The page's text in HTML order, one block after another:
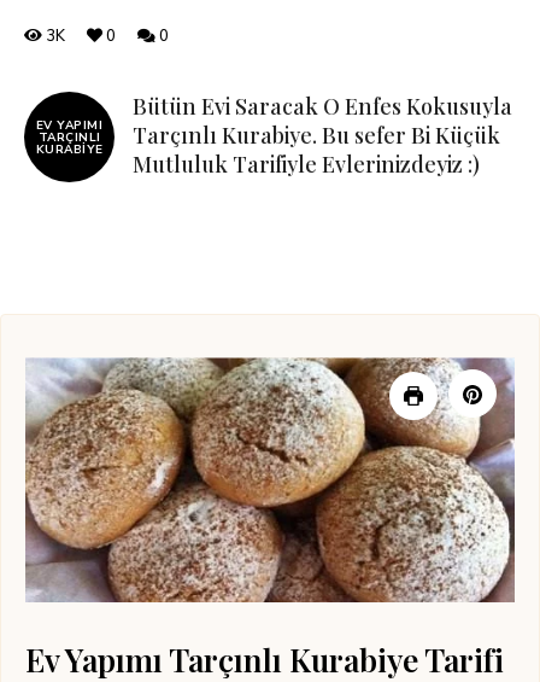
3K 0 0
EV YAPIMI
TARÇINLI
KURABIYE
Bütün Evi Saracak O Enfes Kokusuyla
Tarçınlı Kurabiye. Bu sefer Bi Küçük
Mutluluk Tarifiyle Evlerinizdeyiz :)
Ev Yapımı Tarçınlı Kurabiye Tarifi